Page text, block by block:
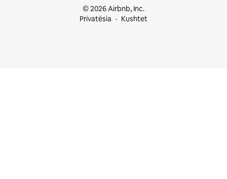
© 2026 Airbnb, Inc.
Privatësia
Kushtet